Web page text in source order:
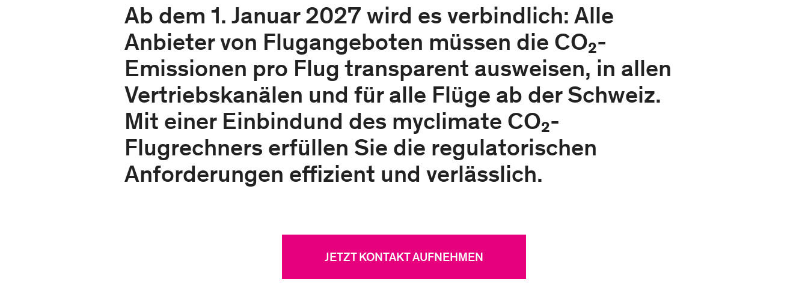
Ab dem 1. Januar 2027 wird es verbindlich: Alle
Anbieter von Flugangeboten müssen die CO₂-
Emissionen pro Flug transparent ausweisen, in allen
Vertriebskanälen und für alle Flüge ab der Schweiz.
Mit einer Einbindund des myclimate CO₂-
Flugrechners erfüllen Sie die regulatorischen
Anforderungen effizient und verlässlich.
JETZT KONTAKT AUFNEHMEN